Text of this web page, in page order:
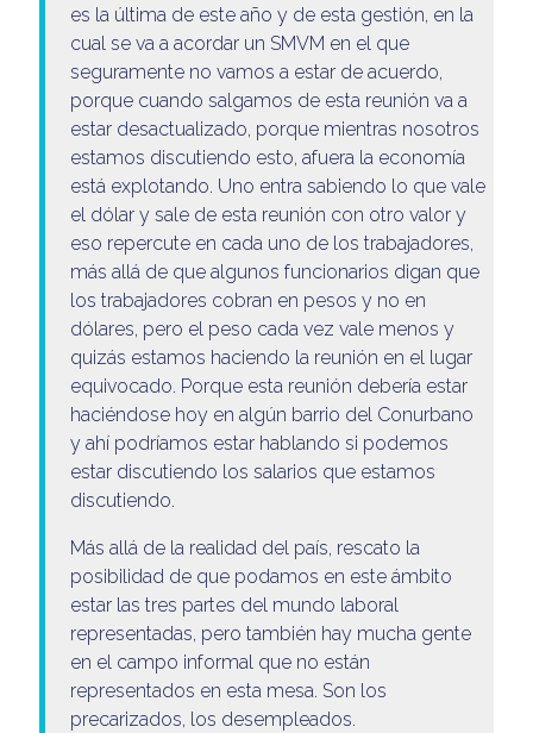
es la última de este año y de esta gestión, en la
cual se va a acordar un SMVM en el que
seguramente no vamos a estar de acuerdo,
porque cuando salgamos de esta reunión va a
estar desactualizado, porque mientras nosotros
estamos discutiendo esto, afuera la economía
está explotando. Uno entra sabiendo lo que vale
el dólar y sale de esta reunión con otro valor y
eso repercute en cada uno de los trabajadores,
más allá de que algunos funcionarios digan que
los trabajadores cobran en pesos y no en
dólares, pero el peso cada vez vale menos y
quizás estamos haciendo la reunión en el lugar
equivocado. Porque esta reunión debería estar
haciéndose hoy en algún barrio del Conurbano
y ahí podríamos estar hablando si podemos
estar discutiendo los salarios que estamos
discutiendo.
Más allá de la realidad del país, rescato la
posibilidad de que podamos en este ámbito
estar las tres partes del mundo laboral
representadas, pero también hay mucha gente
en el campo informal que no están
representados en esta mesa. Son los
precarizados, los desempleados.